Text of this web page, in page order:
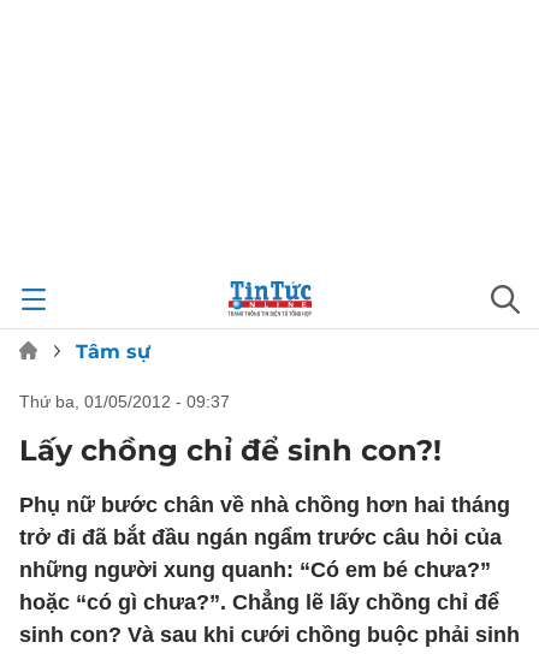
Tâm sự
thứ ba, 01/05/2012 - 09:37
Lấy chồng chỉ để sinh con?!
Phụ nữ bước chân về nhà chồng hơn hai tháng
trở đi đã bắt đầu ngán ngẩm trước câu hỏi của
những người xung quanh: “Có em bé chưa?”
hoặc “có gì chưa?”. Chẳng lẽ lấy chồng chỉ để
sinh con? Và sau khi cưới chồng buộc phải sinh